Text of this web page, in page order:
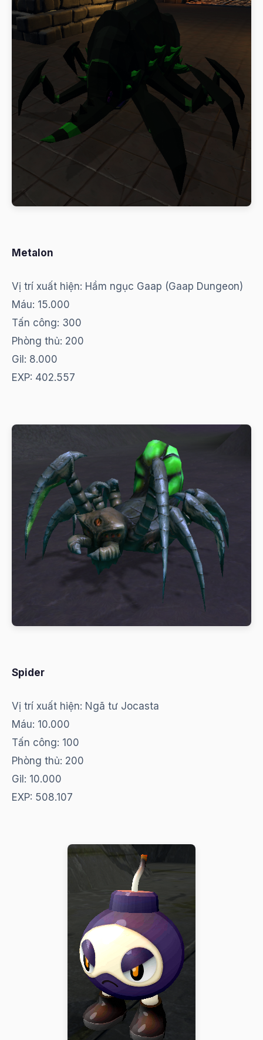
Metalon
Vị trí xuất hiện: Hầm ngục Gaap (Gaap Dungeon)
Máu: 15.000
Tấn công: 300
Phòng thủ: 200
Gil: 8.000
EXP: 402.557
Spider
Vị trí xuất hiện: Ngã tư Jocasta
Máu: 10.000
Tấn công: 100
Phòng thủ: 200
Gil: 10.000
EXP: 508.107